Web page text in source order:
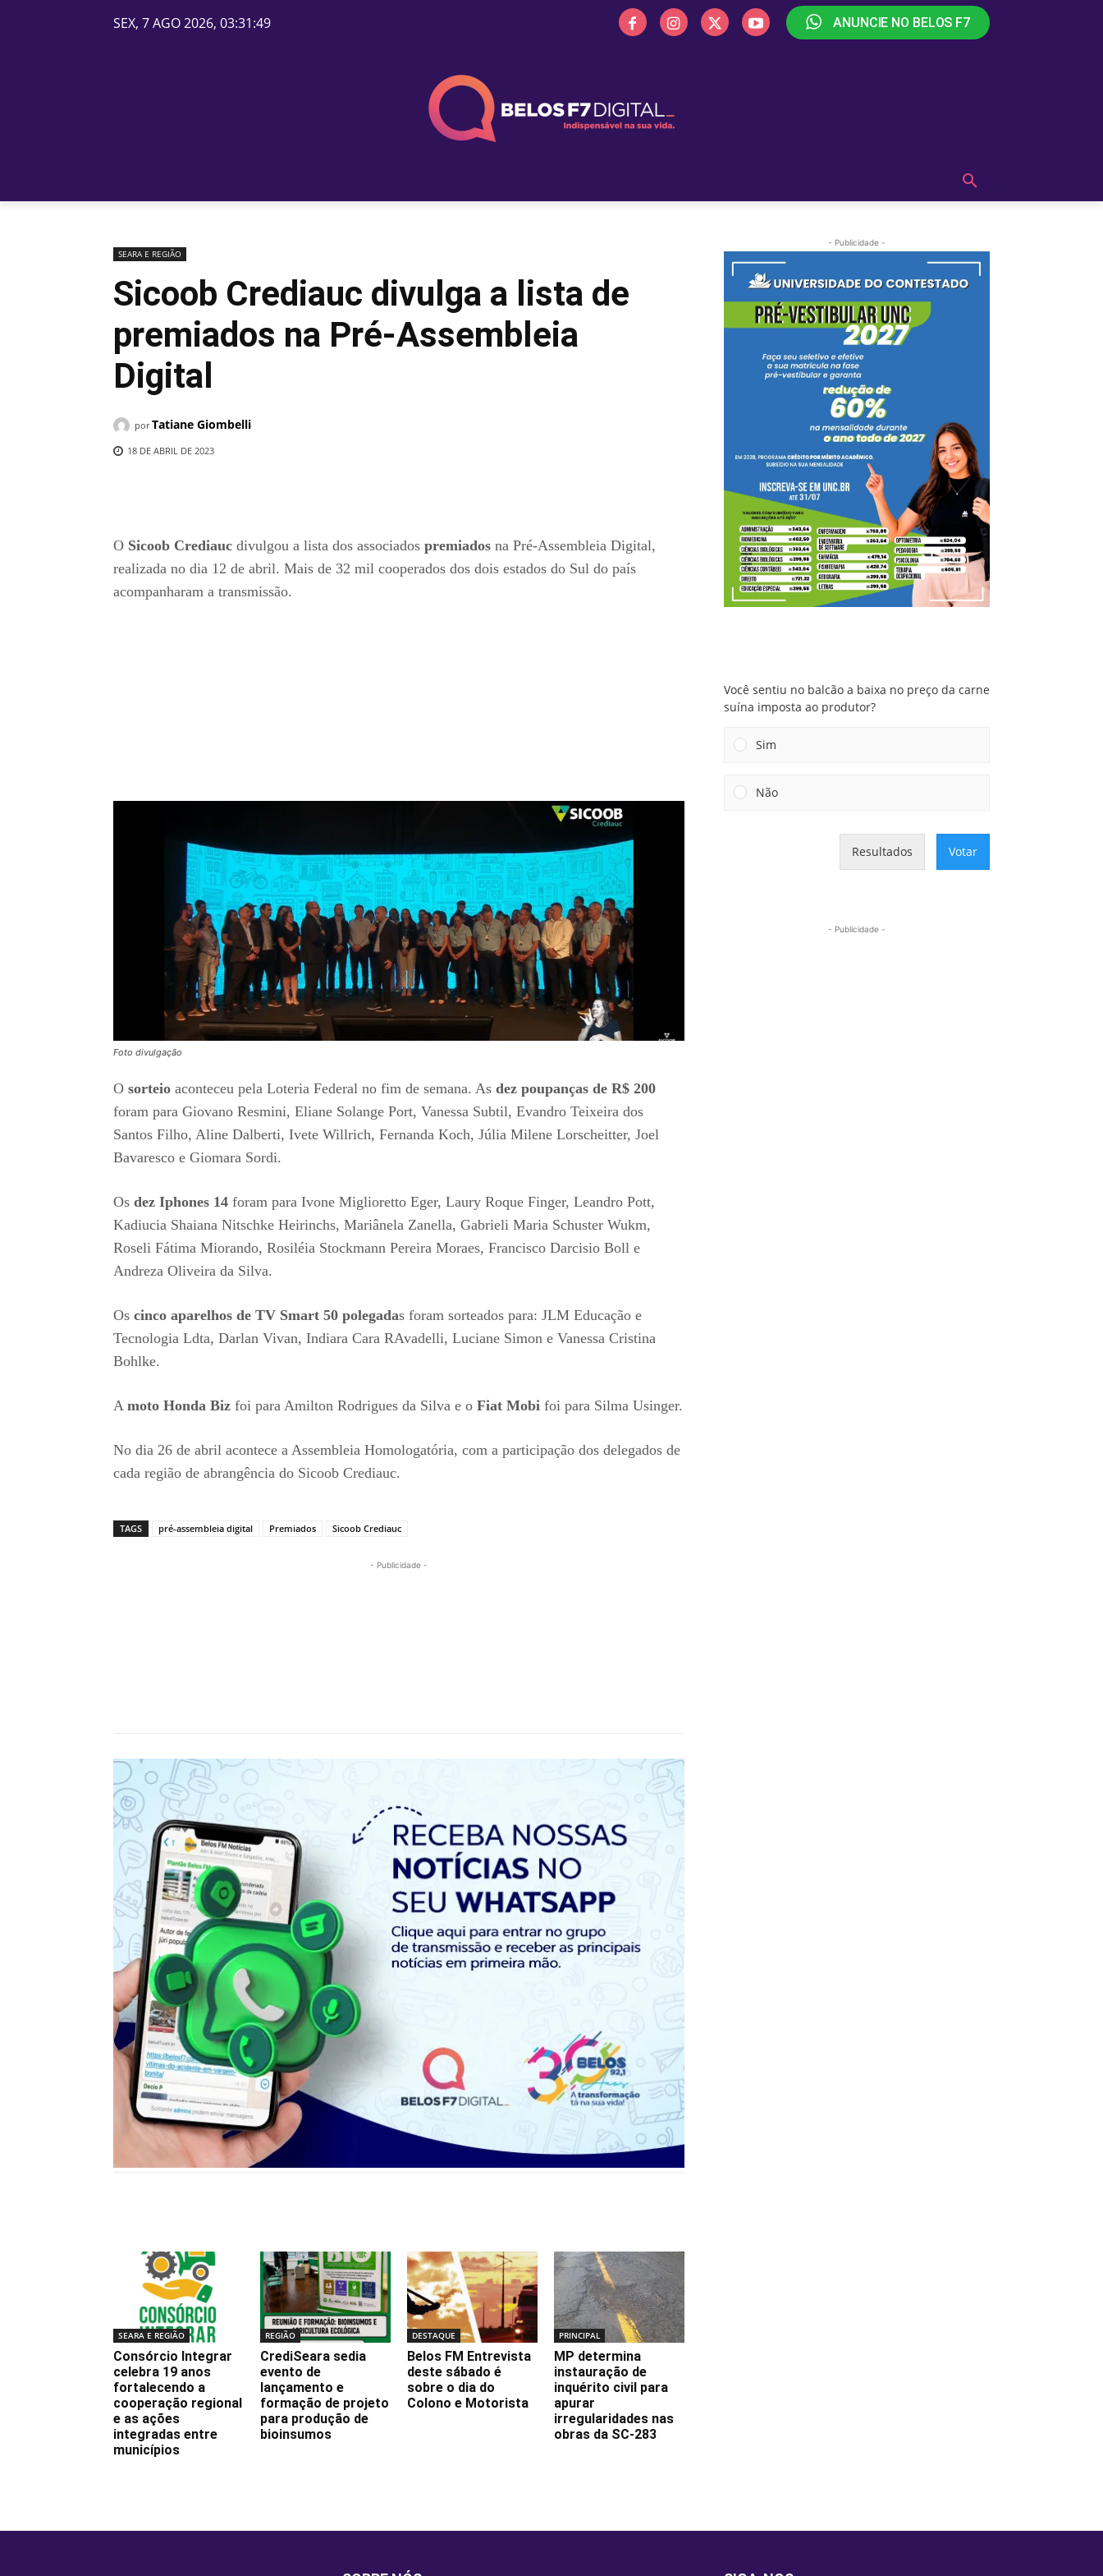
SEX, 7 AGO 2026, 03:31:49 ANUNCIE NO BELOS F7
SEARA E REGIÃO
Sicoob Crediauc divulga a lista de
premiados na Pré-Assembleia
Digital
por Tatiane Giombelli
18 DE ABRIL DE 2023
O Sicoob Crediauc divulgou a lista dos associados premiados na Pré-Assembleia Digital,
realizada no dia 12 de abril. Mais de 32 mil cooperados dos dois estados do Sul do país
acompanharam a transmissão.
Foto divulgação
O sorteio aconteceu pela Loteria Federal no fim de semana. As dez poupanças de R$ 200
foram para Giovano Resmini, Eliane Solange Port, Vanessa Subtil, Evandro Teixeira dos
Santos Filho, Aline Dalberti, Ivete Willrich, Fernanda Koch, Júlia Milene Lorscheitter, Joel
Bavaresco e Giomara Sordi.
Os dez Iphones 14 foram para Ivone Miglioretto Eger, Laury Roque Finger, Leandro Pott,
Kadiucia Shaiana Nitschke Heirinchs, Mariânela Zanella, Gabrieli Maria Schuster Wukm,
Roseli Fátima Miorando, Rosiléia Stockmann Pereira Moraes, Francisco Darcisio Boll e
Andreza Oliveira da Silva.
Os cinco aparelhos de TV Smart 50 polegadas foram sorteados para: JLM Educação e
Tecnologia Ldta, Darlan Vivan, Indiara Cara RAvadelli, Luciane Simon e Vanessa Cristina
Bohlke.
A moto Honda Biz foi para Amilton Rodrigues da Silva e o Fiat Mobi foi para Silma Usinger.
No dia 26 de abril acontece a Assembleia Homologatória, com a participação dos delegados de
cada região de abrangência do Sicoob Crediauc.
TAGS pré-assembleia digital Premiados Sicoob Crediauc
- Publicidade -
SEARA E REGIÃO
Consórcio Integrar
celebra 19 anos
fortalecendo a
cooperação regional
e as ações
integradas entre
municípios
REGIÃO
CrediSeara sedia
evento de
lançamento e
formação de projeto
para produção de
bioinsumos
DESTAQUE
Belos FM Entrevista
deste sábado é
sobre o dia do
Colono e Motorista
PRINCIPAL
MP determina
instauração de
inquérito civil para
apurar
irregularidades nas
obras da SC-283
- Publicidade -
Você sentiu no balcão a baixa no preço da carne
suína imposta ao produtor?
Sim
Não
Resultados Votar
- Publicidade -